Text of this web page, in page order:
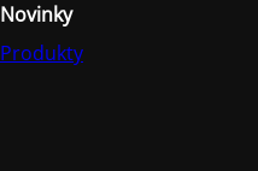
Novinky
Produkty